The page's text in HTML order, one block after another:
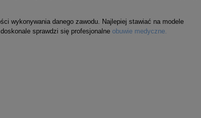
wykonywania danego zawodu. Najlepiej stawiać na modele
sprawdzi się profesjonalne obuwie medyczne